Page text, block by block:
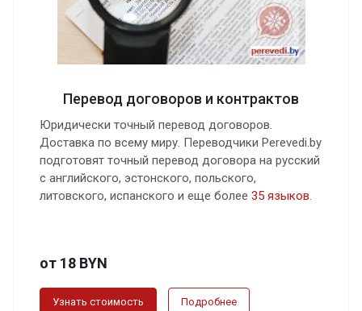
Перевод договоров и контрактов
Юридически точный перевод договоров.
Доставка по всему миру. Переводчики Perevedi.by
подготовят точный перевод договора на русский
с английского, эстонского, польского,
литовского, испанского и еще более 35 языков.
от 18 BYN
Узнать стоимость Подробнее